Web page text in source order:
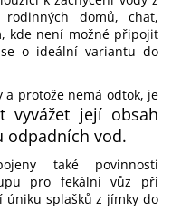
domů, chat,
kde není možné připojit
o ideální variantu do
protože nemá odtok, je
vyvážet její obsah
odpadních vod.
také povinnosti
pro fekální vůz při
úniku splašků z jímky do